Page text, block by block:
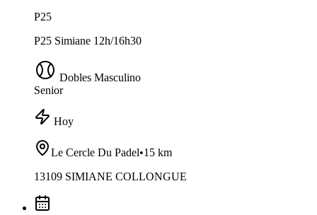
P25
P25 Simiane 12h/16h30
Dobles Masculino
Senior
Hoy
Le Cercle Du Padel•15 km
13109 SIMIANE COLLONGUE